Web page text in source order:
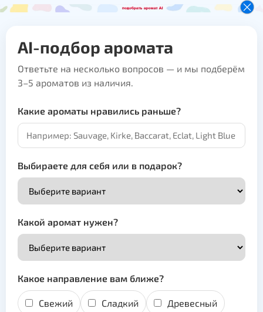
AI-подбор аромата
Ответьте на несколько вопросов — и мы подберём
3–5 ароматов из наличия.
Какие ароматы нравились раньше?
Выбираете для себя или в подарок?
Какой аромат нужен?
Какое направление вам ближе?
Свежий Сладкий Древесный